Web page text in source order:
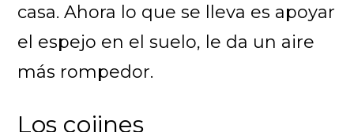
casa. Ahora lo que se lleva es apoyar
el espejo en el suelo, le da un aire
más rompedor.
Los cojines